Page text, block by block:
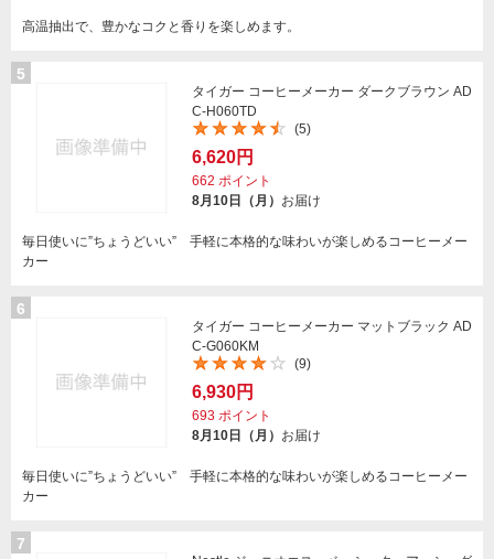
高温抽出で、豊かなコクと香りを楽しめます。
5
タイガー コーヒーメーカー ダークブラウン AD
C-H060TD
(5)
6,620円
662 ポイント
8月10日（月） お届け
毎日使いに”ちょうどいい” 手軽に本格的な味わいが楽しめるコーヒーメー
カー
6
タイガー コーヒーメーカー マットブラック AD
C-G060KM
(9)
6,930円
693 ポイント
8月10日（月） お届け
毎日使いに”ちょうどいい” 手軽に本格的な味わいが楽しめるコーヒーメー
カー
7